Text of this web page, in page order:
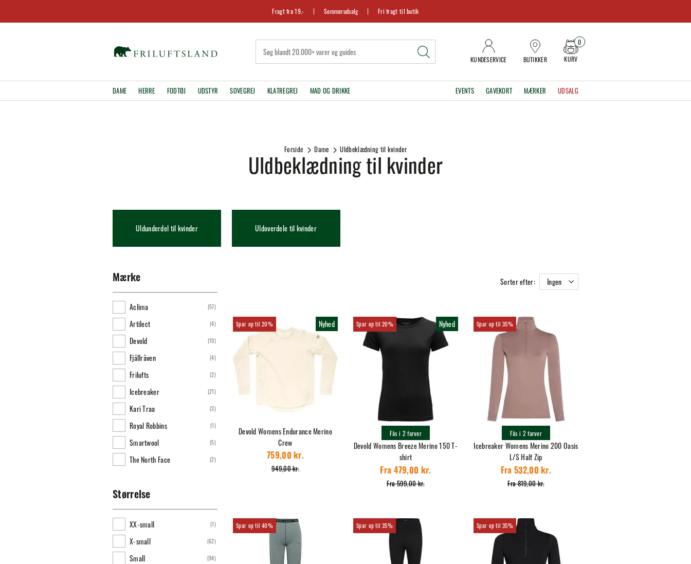
Fragt fra 19,- Sommerudsalg Fri fragt til butik
KUNDESERVICE BUTIKKER KURV
0
DAME HERRE FODTØJ UDSTYR SOVEGREJ KLATREGREJ MAD OG DRIKKE EVENTS GAVEKORT MÆRKER UDSALG
Uldbeklædning til kvinder
Forside Dame Uldbeklædning til kvinder
Uldunderdel til kvinder Uldoverdele til kvinder
Mærke
Aclima (57)
Artilect (4)
Devold (10)
Fjällräven (4)
Frilufts (2)
Icebreaker (21)
Kari Traa (3)
Royal Robbins (1)
Smartwool (5)
The North Face (2)
Størrelse
XX-small (1)
X-small (62)
Small (94)
Sorter efter: Ingen
20% Nyhed
Devold Womens Endurance Merino
Crew
949,00 kr.
759,00 kr.
20% Nyhed
Devold Womens Breeze Merino 150 T-
shirt
Fra 599,00 kr.
Fra 479,00 kr.
Fås i 2 farver
35%
Icebreaker Womens Merino 200 Oasis
L/S Half Zip
Fra 819,00 kr.
Fra 532,00 kr.
Fås i 2 farver
40% 35% 35%